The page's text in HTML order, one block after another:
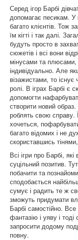
Серед ігор Барбі
допомагає песикам. У
багато клієнтів. Тож
їм кігті і так далі.
будуть просто в
сюжетів і всі вони
мінусами та плюсами,
індивідуально. Але
візажистами, то
ролі. В іграх Барбі є
допомогти
створити новий образ.
роблять свою справу.
хочеться,
багато відомих і не
скориставшись
Всі ігри про Барбі,
суцільний позитив.
побачити та
сподобається
сумує і радить те ж
зможуть придумати
Барбі самостійно.
фантазію і уяву і
запросити додому
повну.